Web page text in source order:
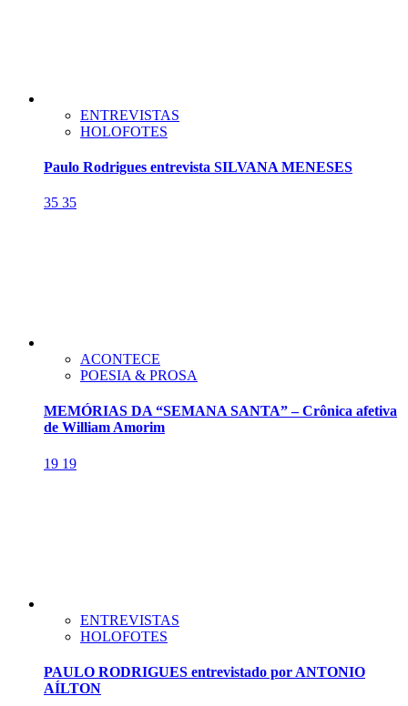
ENTREVISTAS
HOLOFOTES
Paulo Rodrigues entrevista SILVANA MENESES
35 35
ACONTECE
POESIA & PROSA
MEMÓRIAS DA “SEMANA SANTA” – Crônica afetiva
de William Amorim
19 19
ENTREVISTAS
HOLOFOTES
PAULO RODRIGUES entrevistado por ANTONIO
AÍLTON